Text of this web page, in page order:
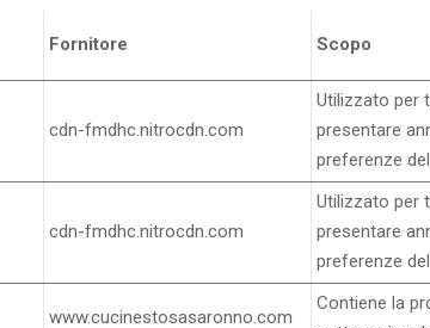
Fornitore Scopo
cdn-fmdhc.nitrocdn.com
Utilizzato per
presentare
preferenze
cdn-fmdhc.nitrocdn.com
Utilizzato per
presentare
preferenze
www.cucinestosasaronno.com
Contiene la